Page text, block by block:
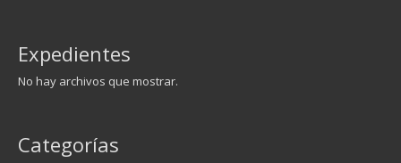
Expedientes
No hay archivos que mostrar.
Categorías